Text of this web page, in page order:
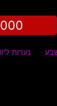
נערות